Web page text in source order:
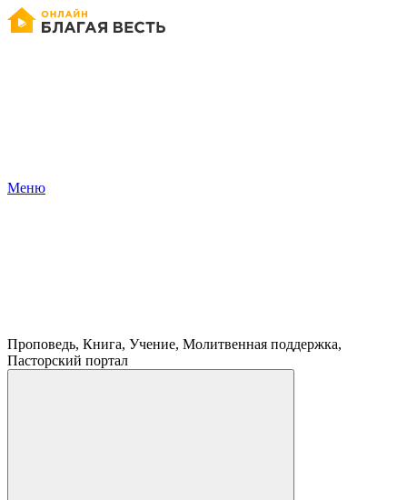
Меню
Проповедь, Книга, Учение, Молитвенная поддержка,
Пасторский портал